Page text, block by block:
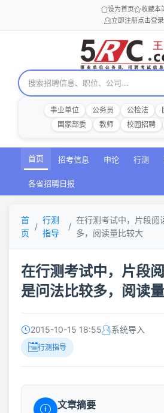
设为首页
收藏本
立即注册点击登录
事业单位 公务员 公检法
国家部委
教师 校园招聘
首页 招考信息 申论 行测
各省招聘日报
首
页
行测
指导
在行测考试中，片段阅
多，阅读量比较大
在行测考试中，片段
是问法比较多，阅读
2015-10-15 18:55 系统导入
行测指导
文章摘要